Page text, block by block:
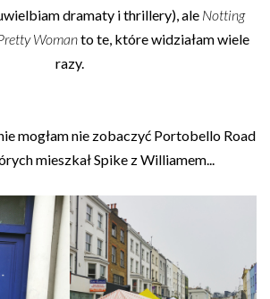
dramaty i thrillery), ale Notting
Womanto te, które widziałam wiele
razy.
mogłam nie zobaczyć Portobello Road
mieszkał Spike z Williamem...